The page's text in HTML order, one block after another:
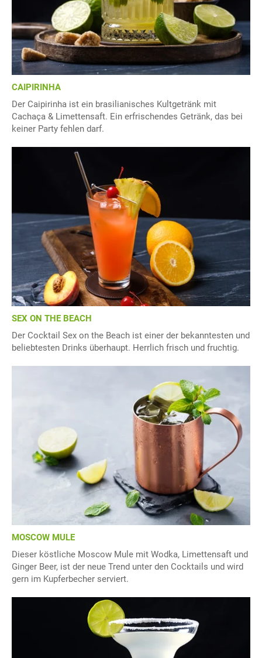
CAIPIRINHA
Der Caipirinha ist ein brasilianisches Kultgetränk mit
Cachaça & Limettensaft. Ein erfrischendes Getränk, das bei
keiner Party fehlen darf.
SEX ON THE BEACH
Der Cocktail Sex on the Beach ist einer der bekanntesten und
beliebtesten Drinks überhaupt. Herrlich frisch und fruchtig.
MOSCOW MULE
Dieser köstliche Moscow Mule mit Wodka, Limettensaft und
Ginger Beer, ist der neue Trend unter den Cocktails und wird
gern im Kupferbecher serviert.